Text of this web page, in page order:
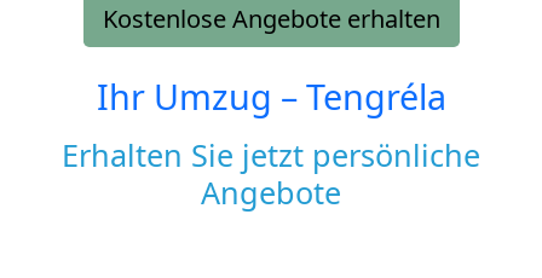
Kostenlose Angebote erhalten
Ihr Umzug –Tengréla
Erhalten Sie jetzt persönliche
Angebote